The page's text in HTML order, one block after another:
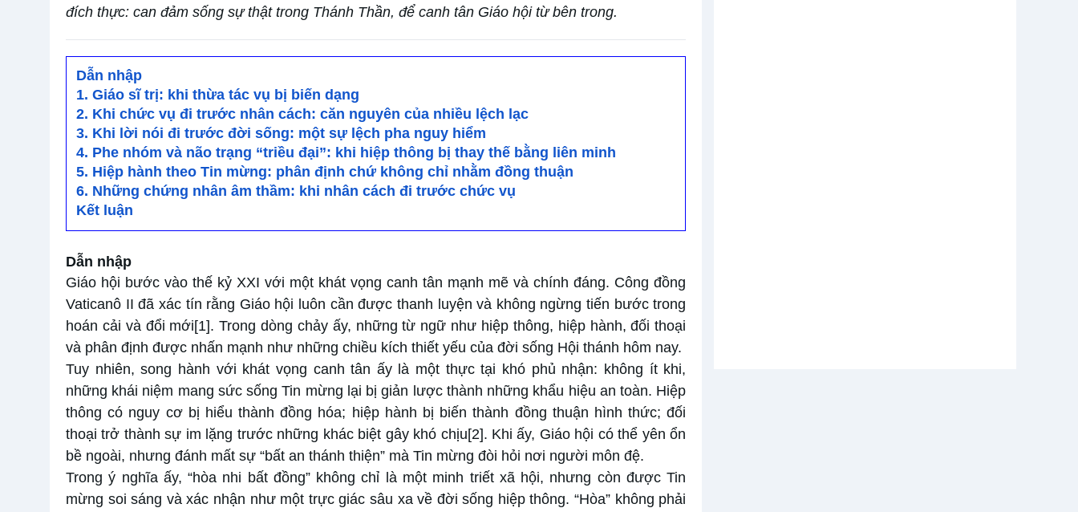
đích thực: can đảm sống sự thật trong Thánh Thần, để canh tân Giáo hội từ bên trong.
Dẫn nhập
1. Giáo sĩ trị: khi thừa tác vụ bị biến dạng
2. Khi chức vụ đi trước nhân cách: căn nguyên của nhiều lệch lạc
3. Khi lời nói đi trước đời sống: một sự lệch pha nguy hiểm
4. Phe nhóm và não trạng “triều đại”: khi hiệp thông bị thay thế bằng liên minh
5. Hiệp hành theo Tin mừng: phân định chứ không chỉ nhằm đồng thuận
6. Những chứng nhân âm thầm: khi nhân cách đi trước chức vụ
Kết luận
Dẫn nhập
Giáo hội bước vào thế kỷ XXI với một khát vọng canh tân mạnh mẽ và chính đáng. Công đồng
Vaticanô II đã xác tín rằng Giáo hội luôn cần được thanh luyện và không ngừng tiến bước trong
hoán cải và đổi mới[1]. Trong dòng chảy ấy, những từ ngữ như hiệp thông, hiệp hành, đối thoại
và phân định được nhấn mạnh như những chiều kích thiết yếu của đời sống Hội thánh hôm nay.
Tuy nhiên, song hành với khát vọng canh tân ấy là một thực tại khó phủ nhận: không ít khi,
những khái niệm mang sức sống Tin mừng lại bị giản lược thành những khẩu hiệu an toàn. Hiệp
thông có nguy cơ bị hiểu thành đồng hóa; hiệp hành bị biến thành đồng thuận hình thức; đối
thoại trở thành sự im lặng trước những khác biệt gây khó chịu[2]. Khi ấy, Giáo hội có thể yên ổn
bề ngoài, nhưng đánh mất sự “bất an thánh thiện” mà Tin mừng đòi hỏi nơi người môn đệ.
Trong ý nghĩa ấy, “hòa nhi bất đồng” không chỉ là một minh triết xã hội, nhưng còn được Tin
mừng soi sáng và xác nhận như một trực giác sâu xa về đời sống hiệp thông. “Hòa” không phải